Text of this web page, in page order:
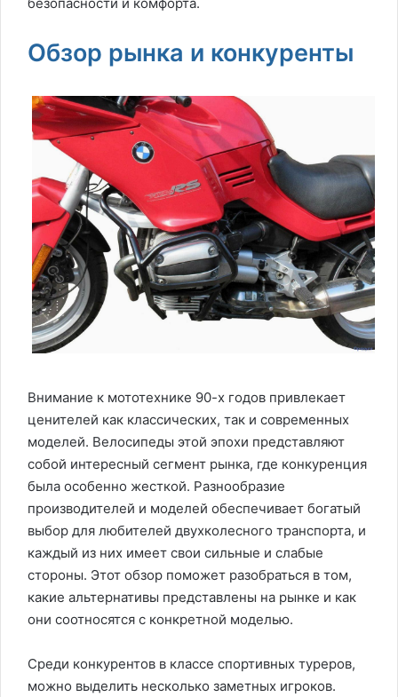
безопасности и комфорта.
Обзор рынка и конкуренты
Внимание к мототехнике 90-х годов привлекает
ценителей как классических, так и современных
моделей. Велосипеды этой эпохи представляют
собой интересный сегмент рынка, где конкуренция
была особенно жесткой. Разнообразие
производителей и моделей обеспечивает богатый
выбор для любителей двухколесного транспорта, и
каждый из них имеет свои сильные и слабые
стороны. Этот обзор поможет разобраться в том,
какие альтернативы представлены на рынке и как
они соотносятся с конкретной моделью.
Среди конкурентов в классе спортивных туреров,
можно выделить несколько заметных игроков.